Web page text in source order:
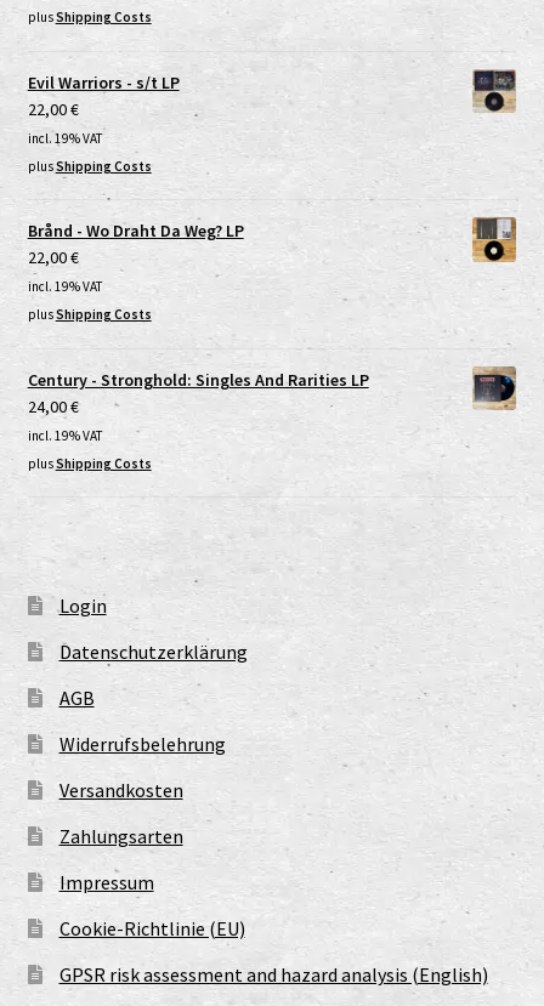
plusShipping Costs
Evil Warriors - s/t LP
22,00€
incl. 19% VAT
plusShipping Costs
Brånd - Wo Draht Da Weg? LP
22,00€
incl. 19% VAT
plusShipping Costs
Century - Stronghold: Singles And Rarities LP
24,00€
incl. 19% VAT
plusShipping Costs
Login
Datenschutzerklärung
AGB
Widerrufsbelehrung
Versandkosten
Zahlungsarten
Impressum
Cookie-Richtlinie (EU)
GPSR risk assessment and hazard analysis (English)